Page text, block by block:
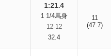
1:21.4
1 1/4馬身
12-12
32.4
11
(47.7)